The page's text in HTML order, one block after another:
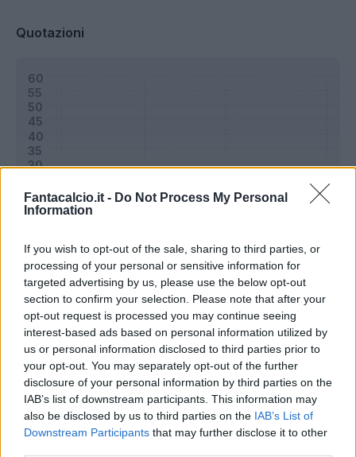
Fantacalcio.it - Do Not Process My Personal
Information
If you wish to opt-out of the sale, sharing to third parties, or
processing of your personal or sensitive information for
targeted advertising by us, please use the below opt-out
section to confirm your selection. Please note that after your
opt-out request is processed you may continue seeing
interest-based ads based on personal information utilized by
us or personal information disclosed to third parties prior to
your opt-out. You may separately opt-out of the further
disclosure of your personal information by third parties on the
IAB’s list of downstream participants. This information may
also be disclosed by us to third parties on the IAB’s List of
Downstream Participants that may further disclose it to other
Quotazioni
Classic Mantra
Riepilogo stagione
Titolare 24 - 80%
Entrato 0 - 0 %
Squalificato